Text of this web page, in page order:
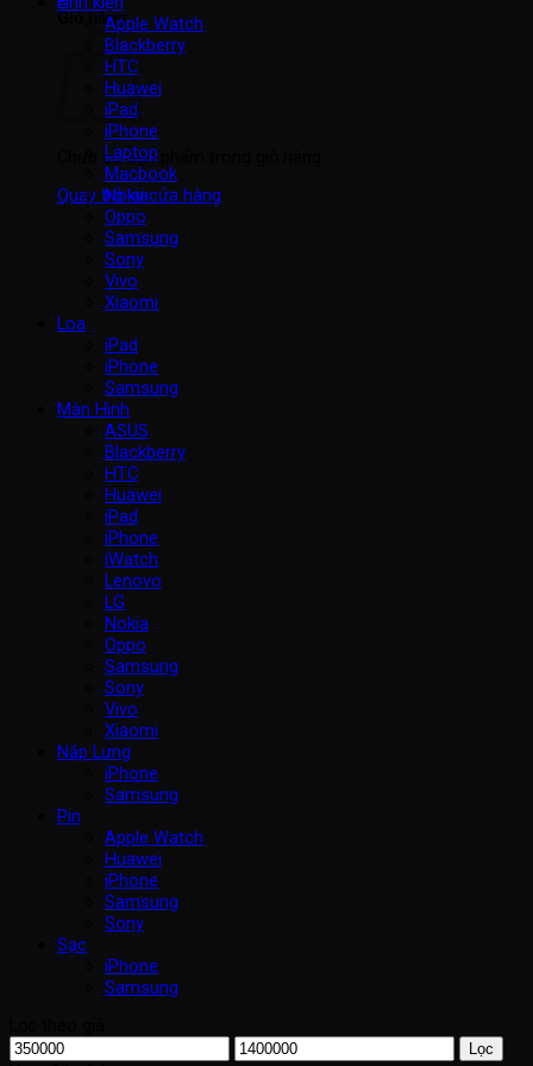
Giỏ hàng
Chưa có sản phẩm trong giỏ hàng.
Quay trở lại cửa hàng
Apple Watch
Blackberry
HTC
Huawei
iPad
iPhone
Laptop
Macbook
Nokia
Oppo
Samsung
Sony
Vivo
Xiaomi
Loa
iPad
iPhone
Samsung
Màn Hình
ASUS
Blackberry
HTC
Huawei
iPad
iPhone
iWatch
Lenovo
LG
Nokia
Oppo
Samsung
Sony
Vivo
Xiaomi
Nắp Lưng
iPhone
Samsung
Pin
Apple Watch
Huawei
iPhone
Samsung
Sony
Sạc
iPhone
Samsung
Giá
Giá
Lọc